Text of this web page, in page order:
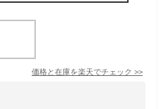
価格と在庫を楽天でチェック >>